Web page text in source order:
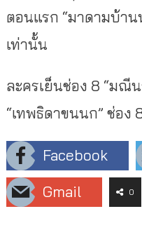
ตอนแรก “มาดามบ้าน
เท่านั้น
ละครเย็นช่อง 8 “มณี
“เทพธิดาขนนก” ช่อง
Facebook
Gmail
0